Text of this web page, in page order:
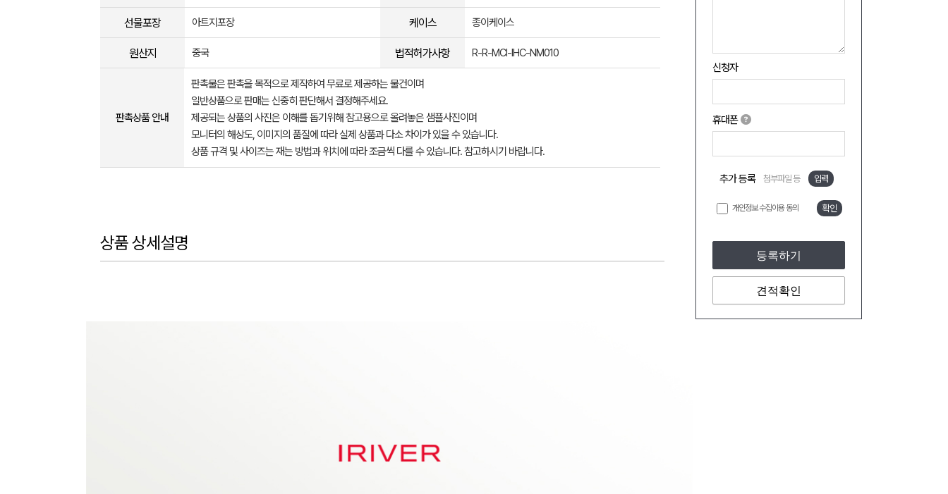
신청자
휴대폰
추가 등록 첨부파일 등 입력
개인정보 수집이용 동의 확인
등록하기
견적확인
선물포장 아트지포장 케이스 종이케이스
원산지 중국 법적허가사항 R-R-MCI-IHC-NM010
판촉상품 안내
판촉물은 판촉을 목적으로 제작하여 무료로 제공하는 물건이며
일반상품으로 판매는 신중히 판단해서 결정해주세요.
제공되는 상품의 사진은 이해를 돕기위해 참고용으로 올려놓은 샘플사진이며
모니터의 해상도, 이미지의 품질에 따라 실제 상품과 다소 차이가 있을 수 있습니다.
상품 규격 및 사이즈는 재는 방법과 위치에 따라 조금씩 다를 수 있습니다. 참고하시기 바랍니다.
상품 상세설명